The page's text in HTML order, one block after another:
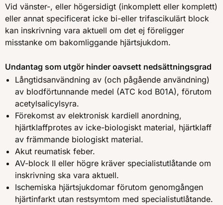
Vid vänster-, eller högersidigt (inkomplett eller komplett)
eller annat specificerat icke bi-eller trifascikulärt block
kan inskrivning vara aktuell om det ej föreligger
misstanke om bakomliggande hjärtsjukdom.
Undantag som utgör hinder oavsett nedsättningsgrad
Långtidsanvändning av (och pågående användning)
av blodförtunnande medel (ATC kod B01A), förutom
acetylsalicylsyra.
Förekomst av elektronisk kardiell anordning,
hjärtklaffprotes av icke-biologiskt material, hjärtklaff
av främmande biologiskt material.
Akut reumatisk feber.
AV-block II eller högre kräver specialistutlåtande om
inskrivning ska vara aktuell.
Ischemiska hjärtsjukdomar förutom genomgången
hjärtinfarkt utan restsymtom med specialistutlåtande.